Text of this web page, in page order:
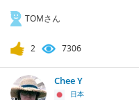
TOMさん
2 7306
Chee Y
日本